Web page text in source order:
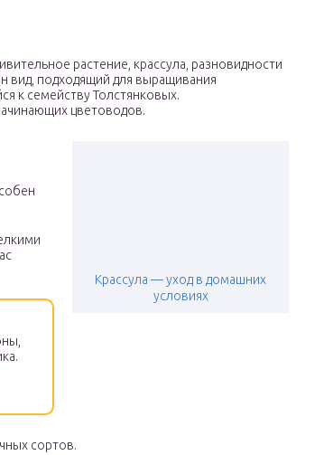
растение, крассула, разновидности
вид, подходящий для выращивания
к семейству Толстянковых.
цветоводов.
Крассула — уход в домашних
условиях
сортов.